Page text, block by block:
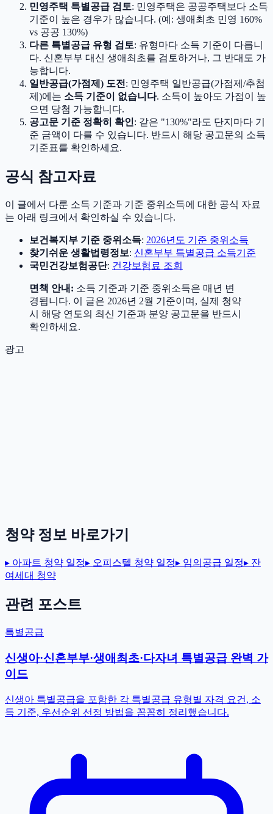
민영주택 특별공급 검토: 민영주택은 공공주택보다 소득
기준이 높은 경우가 많습니다. (예: 생애최초 민영 160%
vs 공공 130%)
다른 특별공급 유형 검토: 유형마다 소득 기준이 다릅니
다. 신혼부부 대신 생애최초를 검토하거나, 그 반대도 가
능합니다.
일반공급(가점제) 도전 : 민영주택 일반공급(가점제/추첨
제)에는 소득 기준이 없습니다. 소득이 높아도 가점이 높
으면 당첨 가능합니다.
공고문 기준 정확히 확인: 같은 "130%"라도 단지마다 기
준 금액이 다를 수 있습니다. 반드시 해당 공고문의 소득
기준표를 확인하세요.
공식 참고자료
이 글에서 다룬 소득 기준과 기준 중위소득에 대한 공식 자료
는 아래 링크에서 확인하실 수 있습니다.
보건복지부 기준 중위소득: 2026년도 기준 중위소득
찾기쉬운 생활법령정보: 신혼부부 특별공급 소득기준
국민건강보험공단: 건강보험료 조회
면책 안내: 소득 기준과 기준 중위소득은 매년 변
경됩니다. 이 글은 2026년 2월 기준이며, 실제 청약
시 해당 연도의 최신 기준과 분양 공고문을 반드시
확인하세요.
광고
청약 정보 바로가기
▸ 아파트 청약 일정▸ 오피스텔 청약 일정▸ 임의공급 일정▸ 잔
여세대 청약
관련 포스트
특별공급
신생아·신혼부부·생애최초·다자녀 특별공급 완벽 가
이드
신생아 특별공급을 포함한 각 특별공급 유형별 자격 요건, 소
득 기준, 우선순위 선정 방법을 꼼꼼히 정리했습니다.